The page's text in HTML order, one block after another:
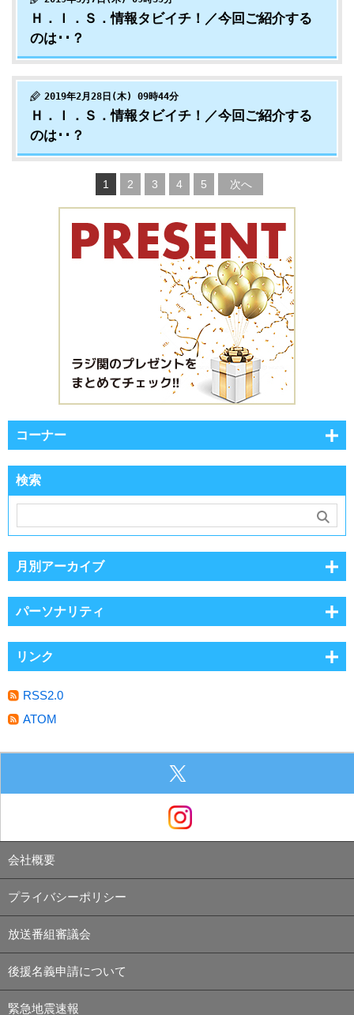
Ｈ．Ｉ．Ｓ．情報タビイチ！／今回ご紹介する
のは･･？
2019年2月28日(木) 09時44分
Ｈ．Ｉ．Ｓ．情報タビイチ！／今回ご紹介する
のは･･？
1 2 3 4 5 次へ
コーナー
検索
月別アーカイブ
パーソナリティ
リンク
RSS2.0
ATOM
会社概要
プライバシーポリシー
放送番組審議会
後援名義申請について
緊急地震速報